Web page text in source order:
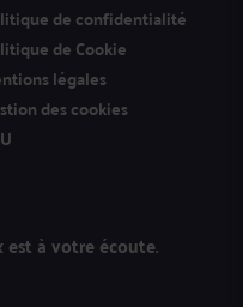
de confidentialité
de Cookie
légales
des cookies
est à votre écoute.